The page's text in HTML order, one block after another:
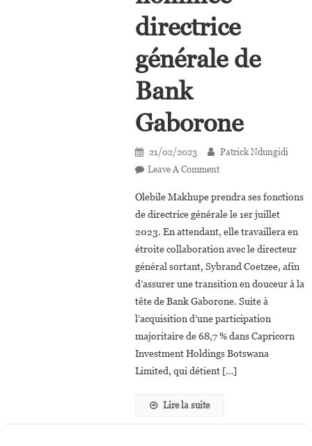
directrice
générale de
Bank
Gaborone
21/02/2023
Patrick Ndungidi
Leave A CommentOn
:
Olebile
Makhupe
Nommée
Directrice
Générale
Bank
Olebile Makhupe prendra ses fonctions
de directrice générale le 1er juillet
2023. En attendant, elle travaillera en
étroite collaboration avec le directeur
général sortant, Sybrand Coetzee, afin
d’assurer une transition en douceur à la
tête de Bank Gaborone. Suite à
l’acquisition d’une participation
majoritaire de 68,7 % dans Capricorn
Investment Holdings Botswana
Limited, qui détient […]
Lire la suite